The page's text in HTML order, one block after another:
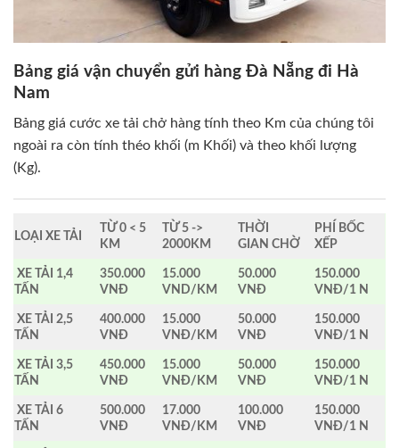
Bảng giá vận chuyển gửi hàng Đà Nẵng đi Hà
Nam
Bảng giá cước xe tải chở hàng tính theo Km của chúng tôi
ngoài ra còn tính théo khối (m Khối) và theo khối lượng
(Kg).
LOẠI XE TẢI
TỪ 0 < 5
KM
TỪ 5 ->
2000KM
THỜI
GIAN CHỜ
PHÍ BỐC
XẾP
XE TẢI 1,4
TẤN
350.000
VNĐ
15.000
VND/KM
50.000
VNĐ
150.000
VNĐ/1 N
XE TẢI 2,5
TẤN
400.000
VNĐ
15.000
VNĐ/KM
50.000
VNĐ
150.000
VNĐ/1 N
XE TẢI 3,5
TẤN
450.000
VNĐ
15.000
VNĐ/KM
50.000
VNĐ
150.000
VNĐ/1 N
XE TẢI 6
TẤN
500.000
VNĐ
17.000
VNĐ/KM
100.000
VNĐ
150.000
VNĐ/1 N